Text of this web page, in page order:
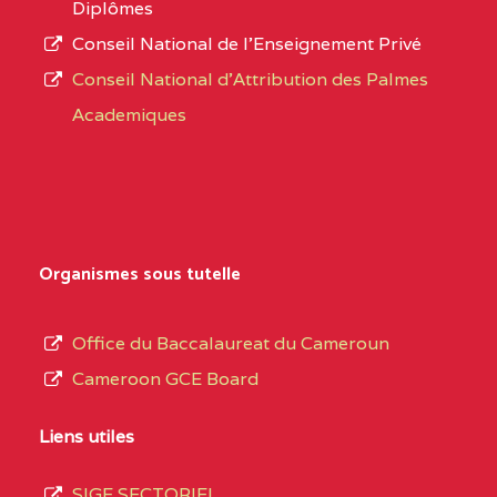
CENTRE
COLLEGE PRIVE
CENTRE
COLLEGE PRIVE LAIC
SAINT MICHEL
L’offre
d’éducation
de
du
Diplômes
Conseil National de l’Enseignement Privé
Conseil National d'Attribution des Palmes
Academiques
Organismes sous tutelle
Office du Baccalaureat du Cameroun
Cameroon GCE Board
Liens utiles